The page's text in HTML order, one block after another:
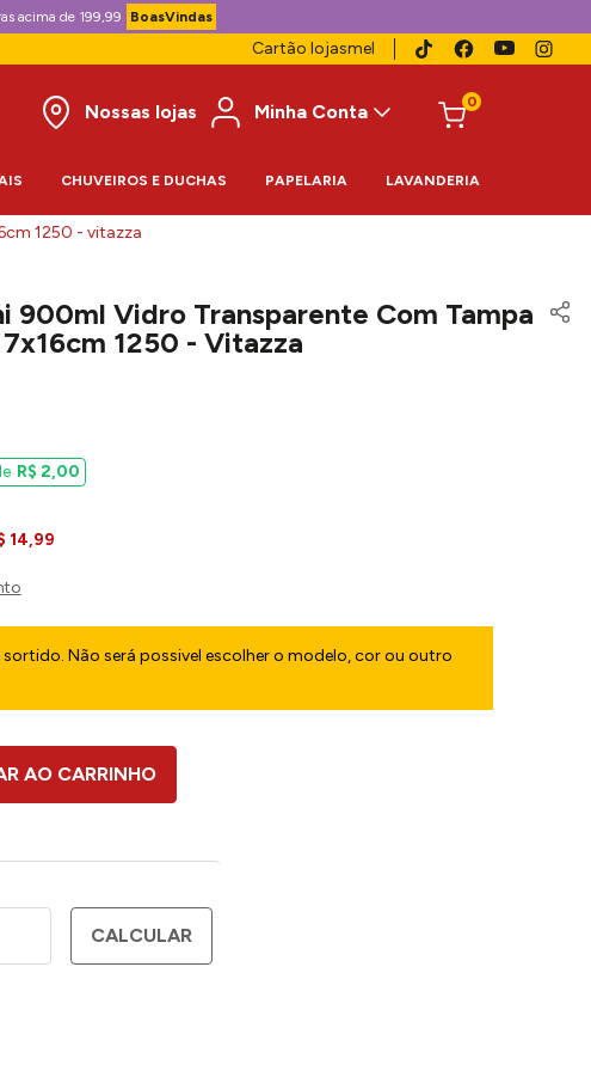
acima de 199,99 BoasVindas
Cartão lojasmel
Nossas lojas
Minha Conta 0
CHUVEIROS E DUCHAS PAPELARIA LAVANDERIA
1250 - vitazza
900ml Vidro Transparente Com Tampa
1250 - Vitazza
R$ 2,00
14,99
Não será possivel escolher o modelo, cor ou outro
AO CARRINHO
CALCULAR